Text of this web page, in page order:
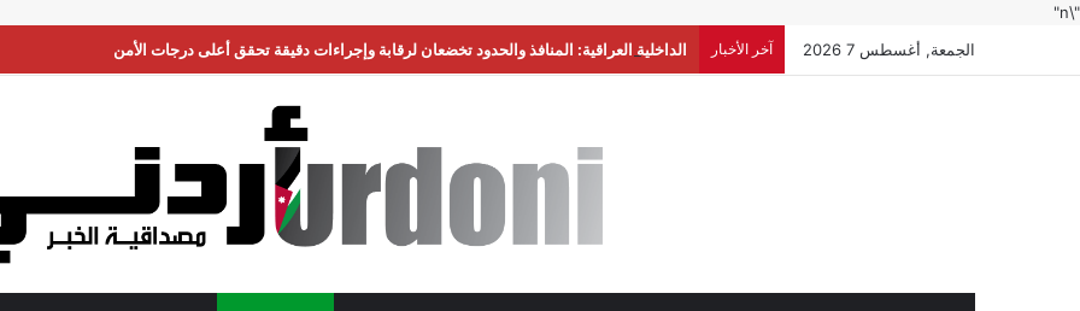
"\n"
الجمعة, أغسطس 7 2026
آخر الأخبار الداخلية العراقية: المنافذ والحدود تخضعان لرقابة وإجراءات دقيقة تحقق أعلى درجات الأمن